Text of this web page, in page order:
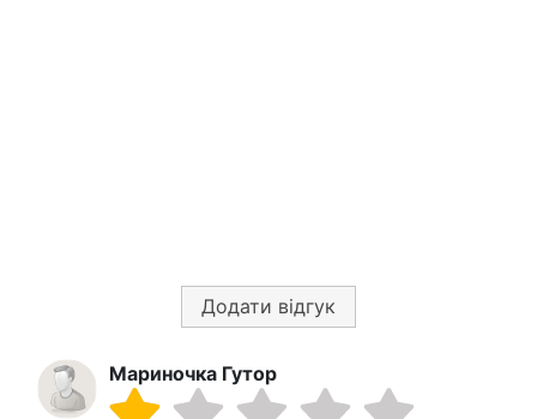
Додати відгук
Мариночка Гутор